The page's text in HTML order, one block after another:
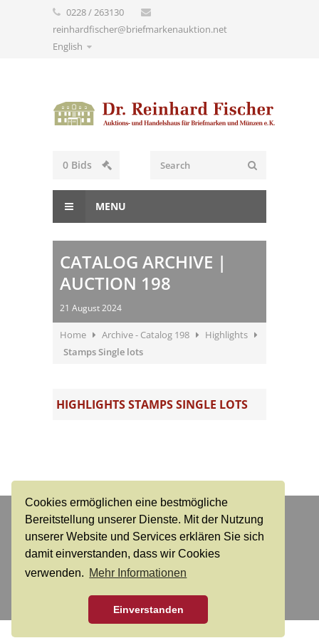
Cookies ermöglichen eine bestmögliche
Bereitstellung unserer Dienste. Mit der Nutzung
unserer Website und Services erklären Sie sich
damit einverstanden, dass wir Cookies
verwenden. Mehr Informationen
Einverstanden
0228 / 263130
reinhardfischer@briefmarkenauktion.net
English
0 Bids
MENU
CATALOG ARCHIVE |
AUCTION 198
21 August 2024
Home Archive - Catalog 198
Highlights
Stamps Single lots
HIGHLIGHTS STAMPS SINGLE LOTS
Dr. Reinhard Fischer
Auktions- und Handelshaus für Briefmarken und
Münzen e. K.
Login Contact
Conditions of sale
Live-Bidding
About us Privacy